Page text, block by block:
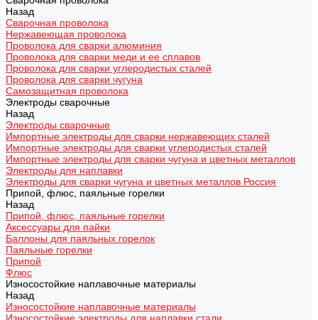
Назад
Сварочная проволока
Нержавеющая проволока
Проволока для сварки алюминия
Проволока для сварки меди и ее сплавов
Проволока для сварки углеродистых сталей
Проволока для сварки чугуна
Самозащитная проволока
Электроды сварочные
Назад
Электроды сварочные
Импортные электроды для сварки нержавеющих сталей
Импортные электроды для сварки углеродистых сталей
Импортные электроды для сварки чугуна и цветных металлов
Электроды для наплавки
Электроды для сварки чугуна и цветных металлов Россия
Припой, флюс, паяльные горелки
Назад
Припой, флюс, паяльные горелки
Аксессуары для пайки
Баллоны для паяльных горелок
Паяльные горелки
Припой
Флюс
Износостойкие наплавочные материалы
Назад
Износостойкие наплавочные материалы